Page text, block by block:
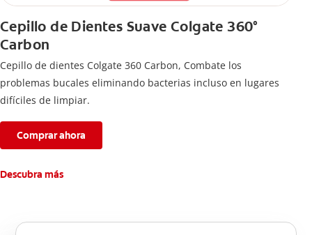
Cepillo de Dientes Suave Colgate 360°
Carbon
Cepillo de dientes Colgate 360 ​​Carbon, Combate los
problemas bucales eliminando bacterias incluso en lugares
difíciles de limpiar.
Comprar ahora
Descubra más